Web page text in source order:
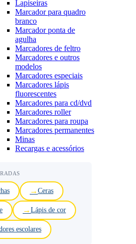
Lapiseiras
Marcador para quadro
branco
Marcador ponta de
agulha
Marcadores de feltro
Marcadores e outros
modelos
Marcadores especiais
Marcadores lápis
fluorescentes
Marcadores para cd/dvd
Marcadores roller
Marcadores para roupa
Marcadores permanentes
Minas
Recargas e acessórios
Ceras
Lápis de cor
escolares